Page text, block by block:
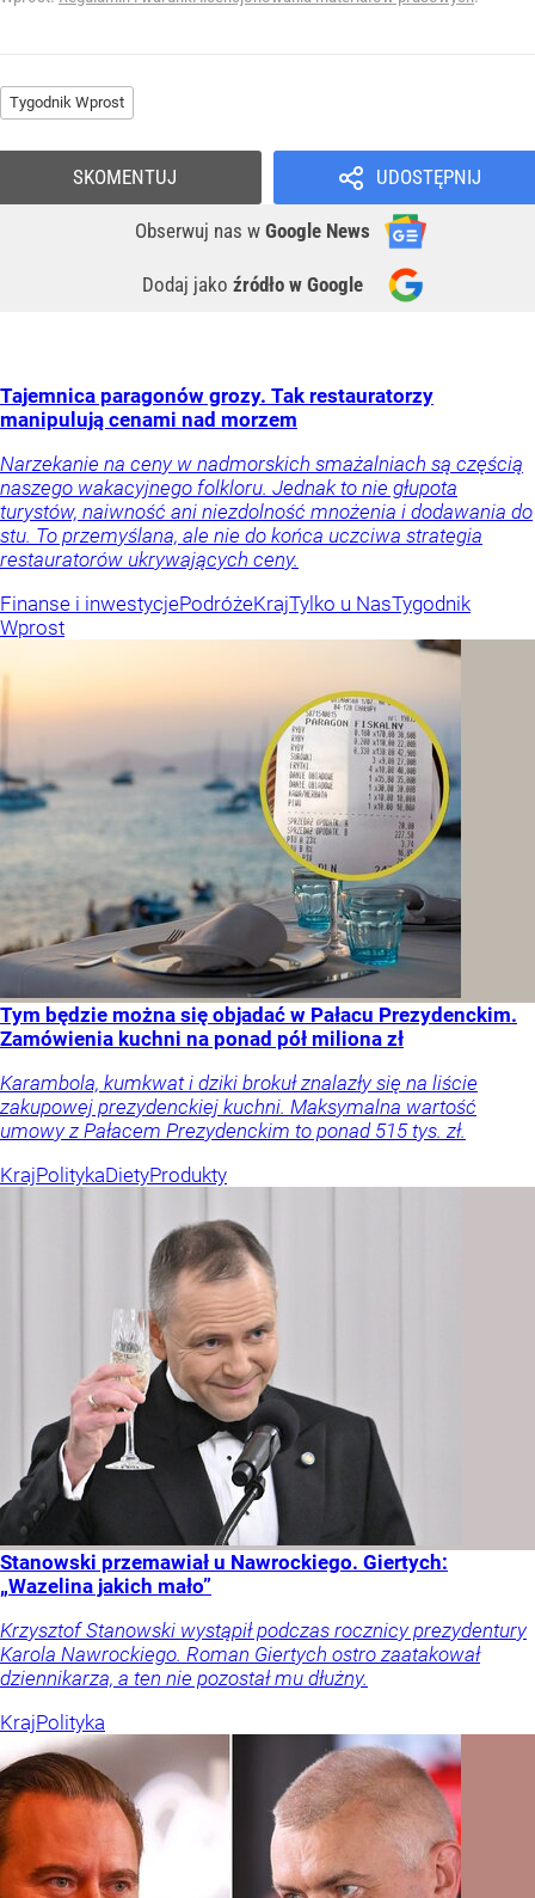
Tygodnik Wprost
UDOSTĘPNIJ
Obserwuj nas w Google News
Dodaj jako źródło w Google
SKOMENTUJ
Tajemnica paragonów grozy. Tak restauratorzy
manipulują cenami nad morzem
Narzekanie na ceny w nadmorskich smażalniach są częścią
naszego wakacyjnego folkloru. Jednak to nie głupota
turystów, naiwność ani niezdolność mnożenia i dodawania do
stu. To przemyślana, ale nie do końca uczciwa strategia
restauratorów ukrywających ceny.
Finanse i inwestycjePodróżeKrajTylko u NasTygodnik
Wprost
Tym będzie można się objadać w Pałacu Prezydenckim.
Zamówienia kuchni na ponad pół miliona zł
Karambola, kumkwat i dziki brokuł znalazły się na liście
zakupowej prezydenckiej kuchni. Maksymalna wartość
umowy z Pałacem Prezydenckim to ponad 515 tys. zł.
KrajPolitykaDietyProdukty
Stanowski przemawiał u Nawrockiego. Giertych:
„Wazelina jakich mało”
Krzysztof Stanowski wystąpił podczas rocznicy prezydentury
Karola Nawrockiego. Roman Giertych ostro zaatakował
dziennikarza, a ten nie pozostał mu dłużny.
KrajPolityka